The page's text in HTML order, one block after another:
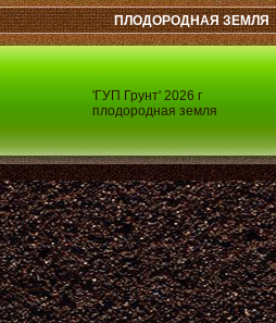
'ГУП Грунт' 2026 г
плодородная земля
ПЛОДОРОДНАЯ ЗЕМЛЯ